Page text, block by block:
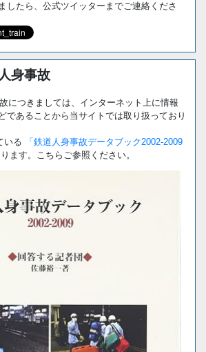
したら、公式ツイッターまでご連絡くださ
身事故
につきましては、インターネット上に情報
であることから当サイトでは取り扱っており
いる
「鉄道人身事故データブック2002-2009
ます。こちらご参照ください。